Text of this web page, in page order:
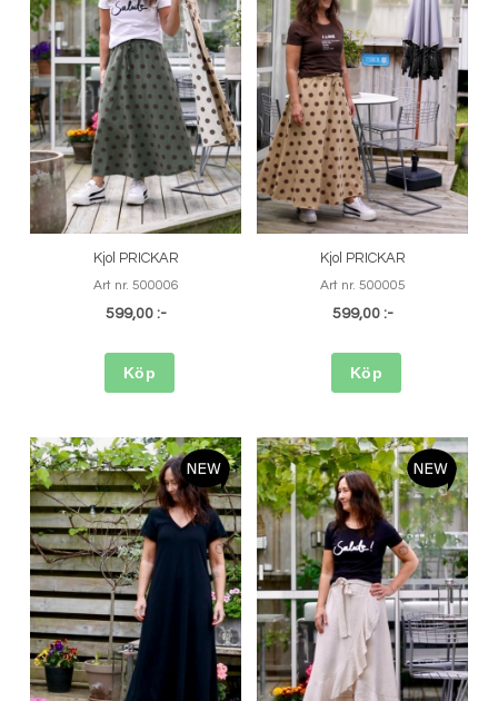
Kjol PRICKAR
Art nr. 500006
599,00 :-
Köp
Kjol PRICKAR
Art nr. 500005
599,00 :-
Köp